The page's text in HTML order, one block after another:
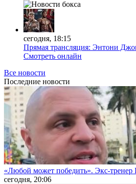
сегодня, 18:15
Прямая трансляция: Энтони
Смотреть онлайн
Все новости
Последние новости
«Любой может победить». Экс-
сегодня, 20:06